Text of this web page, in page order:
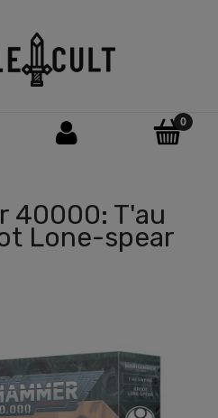
40000: T'au
Lone-spear